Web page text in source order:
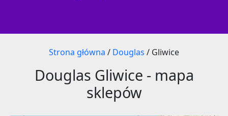
Strona główna / Douglas / Gliwice
Douglas Gliwice - mapa
sklepów